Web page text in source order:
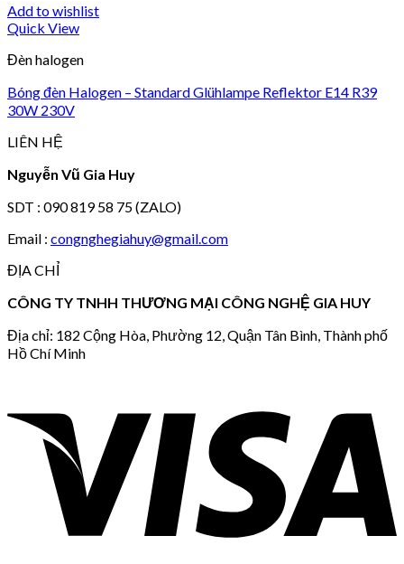
Add to wishlist
Quick View
Đèn halogen
Bóng đèn Halogen – Standard Glühlampe Reflektor E14 R39
30W 230V
LIÊN HỆ
Nguyễn Vũ Gia Huy
SDT : 090 819 58 75 (ZALO)
Email : congnghegiahuy@gmail.com
ĐỊA CHỈ
CÔNG TY TNHH THƯƠNG MẠI CÔNG NGHỆ GIA HUY
Địa chỉ: 182 Cộng Hòa, Phường 12, Quận Tân Bình, Thành phố
Hồ Chí Minh